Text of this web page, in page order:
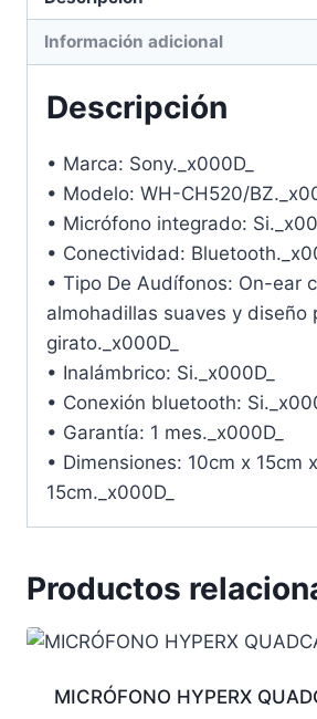
Información adicional
Descripción
• Marca: Sony._x000D_
• Modelo: WH-CH520/
• Micrófono integrado:
• Conectividad:
• Tipo De Audífonos: On-ear
almohadillas suaves y diseño
girato._x000D_
• Inalámbrico: Si._x000D_
• Conexión bluetooth:
• Garantía: 1 mes._x000D_
• Dimensiones: 10cm x 15cm x
15cm._x000D_
Productos
MICRÓFONO HYPERX